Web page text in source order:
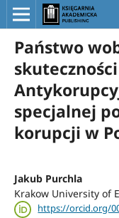
Państwo
specjalnej
korupcji w
Jakub Purchla
Krakow University of
https://orcid.org/